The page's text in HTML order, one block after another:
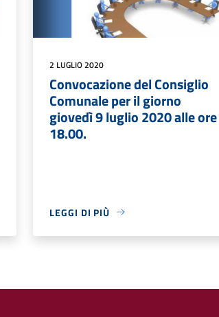
2 LUGLIO 2020
Convocazione del Consiglio
Comunale per il giorno
giovedì 9 luglio 2020 alle ore
18.00.
LEGGI DI PIÙ